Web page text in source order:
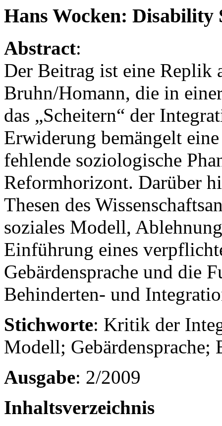
Hans Wocken:
Abstract:
Der Beitrag ist eine Replik
Bruhn/Homann, die in
das „Scheitern“ der
Erwiderung bemängelt
fehlende soziologische
Reformhorizont. Darüber
Thesen des
soziales Modell,
Einführung eines
Gebärdensprache und die
Behinderten- und
Stichworte: Kritik der
Modell;
Ausgabe: 2/2009
Inhaltsverzeichnis